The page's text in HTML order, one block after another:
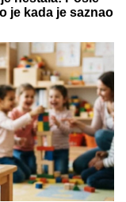
A ti? Saznaj